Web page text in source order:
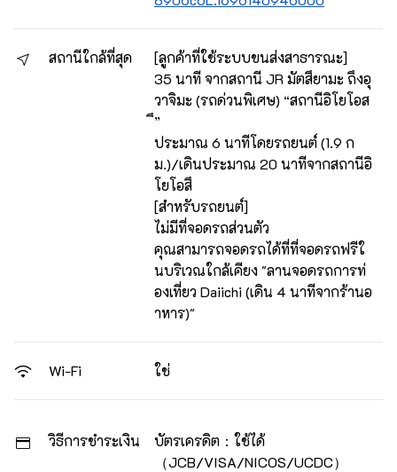
สถานีใกล้ที่สุด
[ลูกค้าที่ใช้ระบบขนส่งสาธารณะ]
35 นาที จากสถานี JR มัตสึยามะ ถึงอุ
วาจิมะ (รถด่วนพิเศษ) “สถานีอิโยโอส
ึ”
ประมาณ 6 นาทีโดยรถยนต์ (1.9 ก
ม.)/เดินประมาณ 20 นาทีจากสถานีอิ
โยโอสึ
[สำหรับรถยนต์]
ไม่มีที่จอดรถส่วนตัว
คุณสามารถจอดรถได้ที่ที่จอดรถฟรีใ
นบริเวณใกล้เคียง "ลานจอดรถการท่
องเที่ยว Daiichi (เดิน 4 นาทีจากร้านอ
าหาร)"
Wi-Fi ใช่
วิธีการชำระเงิน
บัตรเครดิต：ใช้ได้
（JCB/VISA/NICOS/UCDC）